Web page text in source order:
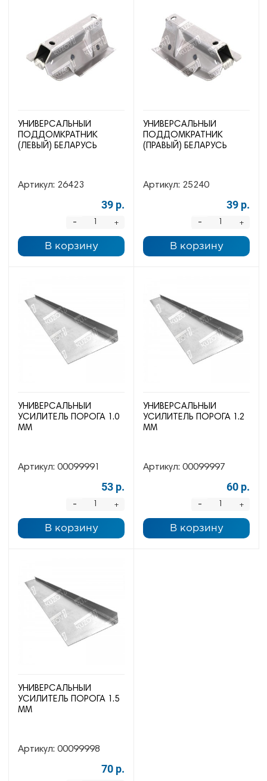
УНИВЕРСАЛЬНЫЙ
ПОДДОМКРАТНИК
(ЛЕВЫЙ) БЕЛАРУСЬ
Артикул: 26423
39 р.
+
-
В корзину
УНИВЕРСАЛЬНЫЙ
ПОДДОМКРАТНИК
(ПРАВЫЙ) БЕЛАРУСЬ
Артикул: 25240
39 р.
+
-
В корзину
УНИВЕРСАЛЬНЫЙ
УСИЛИТЕЛЬ ПОРОГА 1.0
ММ
Артикул: 00099991
53 р.
+
-
В корзину
УНИВЕРСАЛЬНЫЙ
УСИЛИТЕЛЬ ПОРОГА 1.2
ММ
Артикул: 00099997
60 р.
+
-
В корзину
УНИВЕРСАЛЬНЫЙ
УСИЛИТЕЛЬ ПОРОГА 1.5
ММ
Артикул: 00099998
70 р.